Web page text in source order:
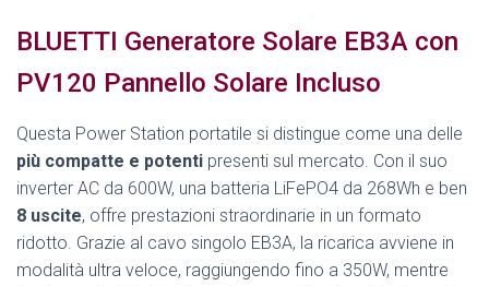
BLUETTI Generatore Solare EB3A con
PV120 Pannello Solare Incluso
Questa Power Station portatile si distingue come una delle
più compatte e potenti presenti sul mercato. Con il suo
inverter AC da 600W, una batteria LiFePO4 da 268Wh e ben
8 uscite, offre prestazioni straordinarie in un formato
ridotto. Grazie al cavo singolo EB3A, la ricarica avviene in
modalità ultra veloce, raggiungendo fino a 350W, mentre